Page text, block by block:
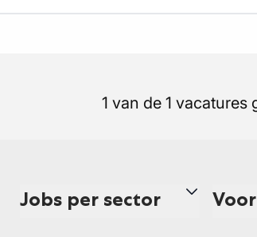
1 van de 1 vacatures
Jobs per sector